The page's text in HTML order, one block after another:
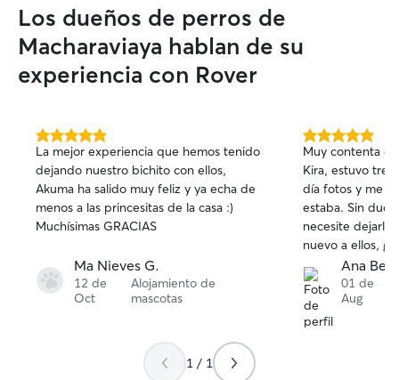
Los dueños de perros de
Macharaviaya hablan de su
experiencia con Rover
5.0
de
5
estrellas
La mejor experiencia que hemos tenido
dejando nuestro bichito con ellos,
Akuma ha salido muy feliz y ya echa de
menos a las princesitas de la casa :)
Muchísimas GRACIAS
Ma Nieves G.
12 de
Oct
Alojamiento de
mascotas
5.0
de
5
estrellas
Muy contenta
Kira, estuvo tres
día fotos y me
estaba. Sin
necesite dejarla
nuevo a ellos,
Ana
01 de
Aug
1 / 1